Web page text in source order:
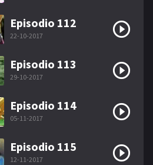
Episodio 112
22-10-2017
Episodio 113
29-10-2017
Episodio 114
05-11-2017
Episodio 115
12-11-2017